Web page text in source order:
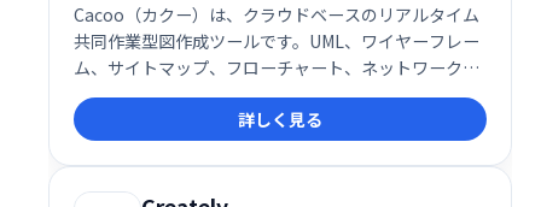
Cacoo（カクー）は、クラウドベースのリアルタイム
共同作業型図作成ツールです。UML、ワイヤーフレー
ム、サイトマップ、フローチャート、ネットワーク図
など、様々な図表を簡単に作成できます。直感的な操
作性でチームメンバーと同時に作業し、スムーズな情
報共有を実現します。アイデアの可視化やプロジェク
トの進捗管理に最適なツールです。
詳しく見る